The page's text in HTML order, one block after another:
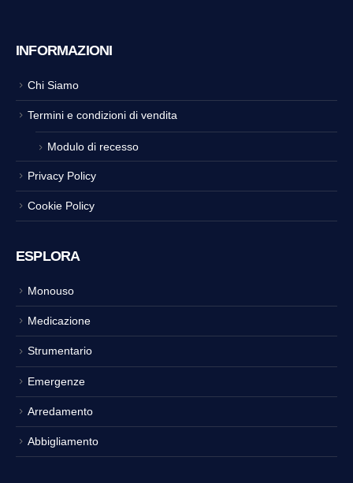
INFORMAZIONI
Chi Siamo
Termini e condizioni di vendita
Modulo di recesso
Privacy Policy
Cookie Policy
ESPLORA
Monouso
Medicazione
Strumentario
Emergenze
Arredamento
Abbigliamento